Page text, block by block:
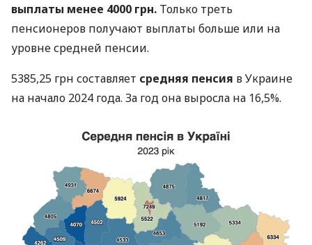
выплаты менее 4000 грн. Только треть
пенсионеров получают выплаты больше или на
уровне средней пенсии.
5385,25 грн составляет средняя пенсия в Украине
на начало 2024 года. За год она выросла на 16,5%.